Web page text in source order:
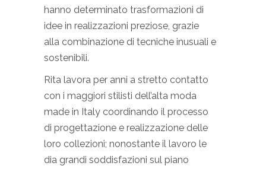
hanno determinato trasformazioni di
idee in realizzazioni preziose, grazie
alla combinazione di tecniche inusuali e
sostenibili.
Rita lavora per anni a stretto contatto
con i maggiori stilisti dell’alta moda
made in Italy coordinando il processo
di progettazione e realizzazione delle
loro collezioni; nonostante il lavoro le
dia grandi soddisfazioni sul piano